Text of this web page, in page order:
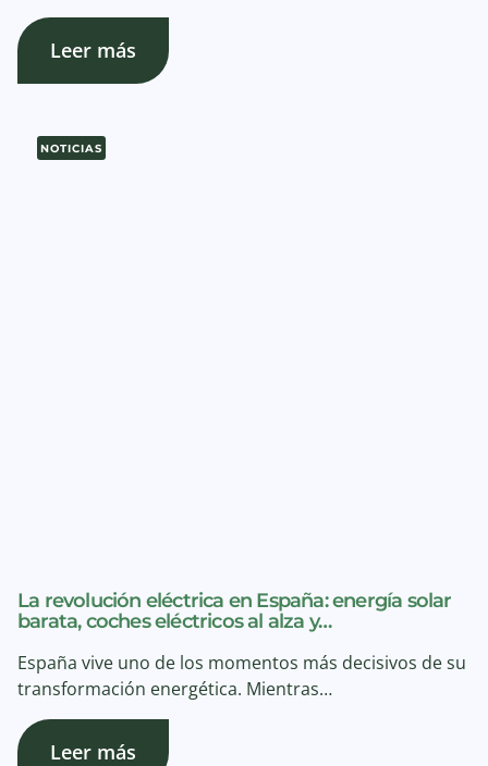
Leer más
NOTICIAS
La revolución eléctrica en España: energía solar
barata, coches eléctricos al alza y…
España vive uno de los momentos más decisivos de su
transformación energética. Mientras…
Leer más